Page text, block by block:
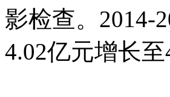
影检查。2014-
4.02亿元增长